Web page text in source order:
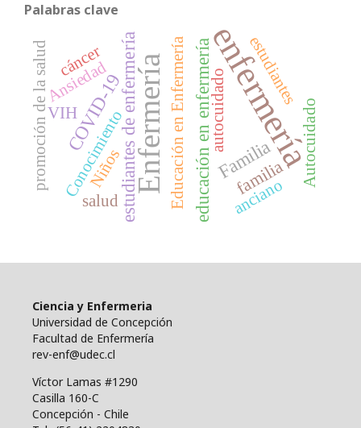
Palabras clave
enfermería
Enfermería
estudiantes de enfermería educación en enfermeríaFamilia
COVID-19
familia
Ansiedad
Autocuidado
Educación en Enfermería
Conocimiento
salud
estudiantes
promoción de la salud autocuidado
VIH
Niños
cáncer
anciano
Ciencia y Enfermeria
Universidad de Concepción
Facultad de Enfermería
rev-enf@udec.cl
Víctor Lamas #1290
Casilla 160-C
Concepción - Chile